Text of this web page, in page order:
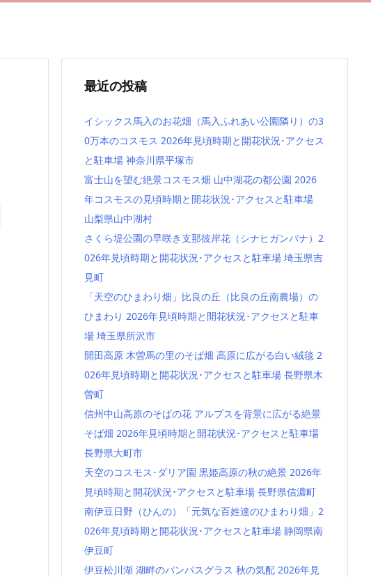
最近の投稿
イシックス馬入のお花畑（馬入ふれあい公園隣り）の3
0万本のコスモス 2026年見頃時期と開花状況･アクセス
と駐車場 神奈川県平塚市
富士山を望む絶景コスモス畑 山中湖花の都公園 2026
年コスモスの見頃時期と開花状況･アクセスと駐車場
山梨県山中湖村
さくら堤公園の早咲き支那彼岸花（シナヒガンバナ）2
026年見頃時期と開花状況･アクセスと駐車場 埼玉県吉
見町
「天空のひまわり畑」比良の丘（比良の丘南農場）の
ひまわり 2026年見頃時期と開花状況･アクセスと駐車
場 埼玉県所沢市
開田高原 木曽馬の里のそば畑 高原に広がる白い絨毯 2
026年見頃時期と開花状況･アクセスと駐車場 長野県木
曽町
信州中山高原のそばの花 アルプスを背景に広がる絶景
そば畑 2026年見頃時期と開花状況･アクセスと駐車場
長野県大町市
天空のコスモス･ダリア園 黒姫高原の秋の絶景 2026年
見頃時期と開花状況･アクセスと駐車場 長野県信濃町
南伊豆日野（ひんの）「元気な百姓達のひまわり畑」2
026年見頃時期と開花状況･アクセスと駐車場 静岡県南
伊豆町
伊豆松川湖 湖畔のパンパスグラス 秋の気配 2026年見